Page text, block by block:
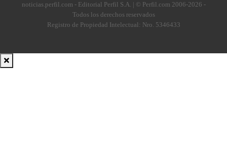
noticias.perfil.com - Editorial Perfil S.A. | © Perfil.com 2006-2026 -
Todos los derechos reservados
Registro de Propiedad Intelectual: Nro. 5346433